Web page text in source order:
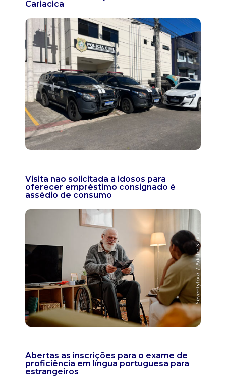
Cariacica
Visita não solicitada a idosos para
oferecer empréstimo consignado é
assédio de consumo
Abertas as inscrições para o exame de
proficiência em língua portuguesa para
estrangeiros